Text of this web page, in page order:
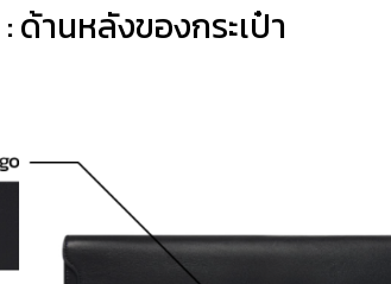
ด้านหลังของกระเป๋า